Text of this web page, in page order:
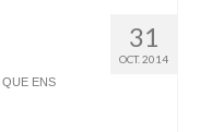
31
OCT. 2014
QUE ENS